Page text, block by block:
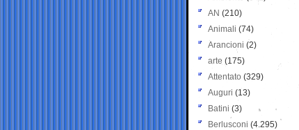
AN (210)
Animali (74)
Arancioni (2)
arte (175)
Attentato (329)
Auguri (13)
Batini (3)
Berlusconi (4.295)